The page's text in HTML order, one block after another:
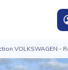
VOLKSWAGEN -